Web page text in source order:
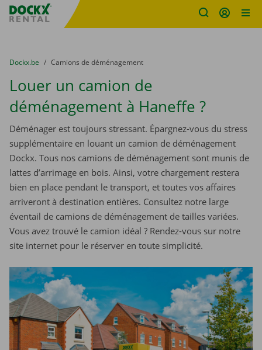
sitename
You are here:
du
Dockx.be to
Camions de déménagement
Louer un camion de
déménagement à Haneffe ?
Déménager est toujours stressant. Épargnez-vous du stress
supplémentaire en louant un camion de déménagement
Dockx. Tous nos camions de déménagement sont munis de
lattes d’arrimage en bois. Ainsi, votre chargement restera
bien en place pendant le transport, et toutes vos affaires
arriveront à destination entières. Consultez notre large
éventail de camions de déménagement de tailles variées.
Vous avez trouvé le camion idéal ? Rendez-vous sur notre
site internet pour le réserver en toute simplicité.